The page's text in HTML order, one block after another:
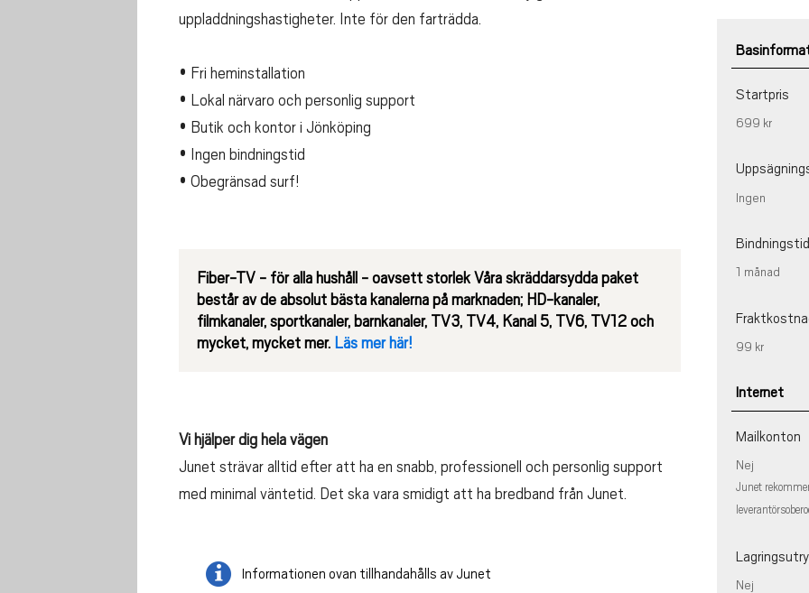
uppladdningshastigheter. Inte för den farträdda.
• Fri heminstallation
• Lokal närvaro och personlig support
• Butik och kontor i Jönköping
• Ingen bindningstid
• Obegränsad surf!
Fiber-TV - för alla hushåll - oavsett storlekVåra skräddarsydda paket
består av de absolut bästa kanalerna på marknaden; HD-kanaler,
filmkanaler, sportkanaler, barnkanaler, TV3, TV4, Kanal 5, TV6, TV12 och
mycket, mycket mer. Läs mer här!
Vi hjälper dig hela vägen
Junet strävar alltid efter att ha en snabb, professionell och personlig support
med minimal väntetid. Det ska vara smidigt att ha bredband från Junet.
Informationen ovan tillhandahålls av Junet
Startpris
699 kr
Ingen
Bindningstid
1 månad
99 kr
Internet
Mailkonton
Nej
Junet
Nej